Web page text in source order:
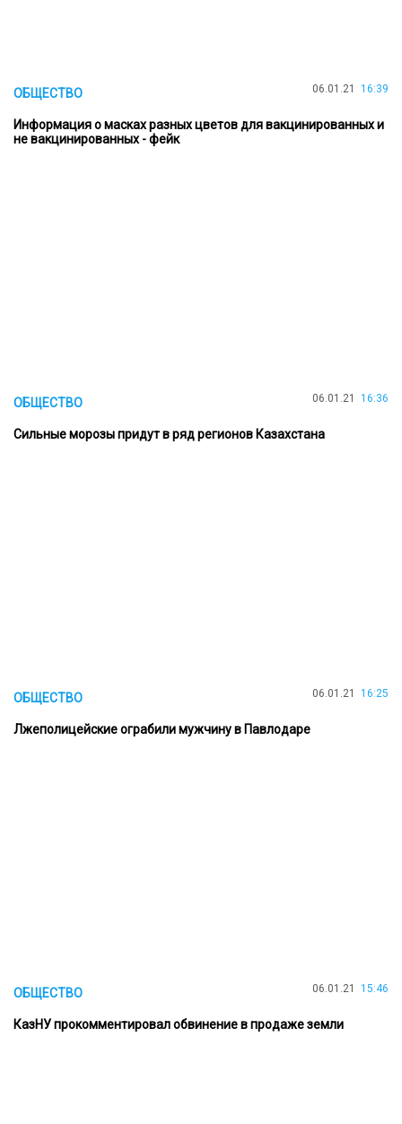
ОБЩЕСТВО 06.01.21 16:39
Информация о масках разных цветов для вакцинированных и
не вакцинированных - фейк
ОБЩЕСТВО 06.01.21 16:36
Сильные морозы придут в ряд регионов Казахстана
ОБЩЕСТВО 06.01.21 16:25
Лжеполицейские ограбили мужчину в Павлодаре
ОБЩЕСТВО 06.01.21 15:46
КазНУ прокомментировал обвинение в продаже земли